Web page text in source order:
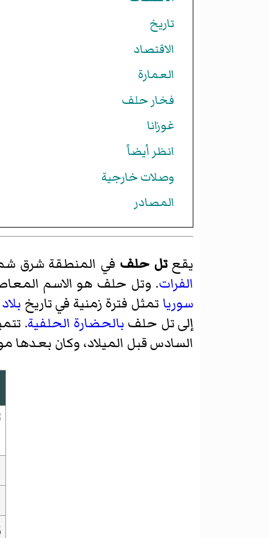
تاريخ
الاقتصاد
العمارة
فخار حلف
غوزانا
انظر أيضاً
وصلات خارجية
المصادر
يقعتل حلف في المنطقة شرق
الفرات. وتل حلف هو الاسم
سوريا تمثل فترة زمنية في تاريخ
إلى تل حلف بالحضارة الحلفية.
السادس قبل الميلاد، وكان بعدها